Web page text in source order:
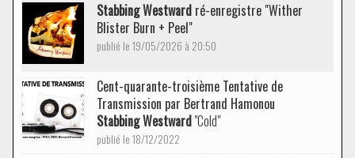
Stabbing Westward ré-enregistre "Wither
Blister Burn + Peel"
publié le 19/05/2026 à 20:50
Cent-quarante-troisième Tentative de
Transmission par Bertrand Hamonou
Stabbing Westward"Cold"
publié le 18/12/2022